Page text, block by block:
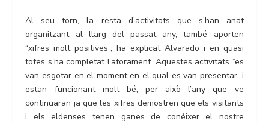
Al seu torn, la resta d’activitats que s’han anat
organitzant al llarg del passat any, també aporten
“xifres molt positives”, ha explicat Alvarado i en quasi
totes s’ha completat l’aforament. Aquestes activitats “es
van esgotar en el moment en el qual es van presentar, i
estan funcionant molt bé, per això l’any que ve
continuaran ja que les xifres demostren que els visitants
i els eldenses tenen ganes de conéixer el nostre